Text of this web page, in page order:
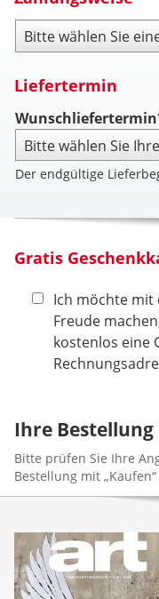
Zahlungsweise
Liefertermin
Der endgültige
Gratis
Ich möchte mit
Freude
kostenlos eine
Ihre
Bitte prüfen Sie Ihre
Bestellung mit